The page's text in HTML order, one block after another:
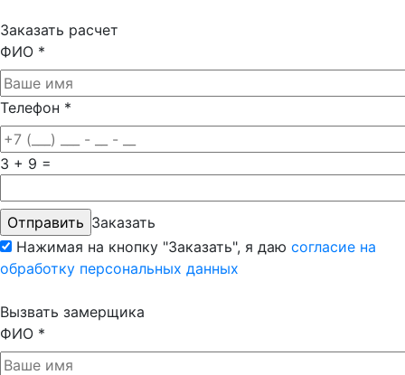
Заказать расчет
ФИО *
Телефон *
3 + 9 =
Заказать
Нажимая на кнопку "Заказать", я даю согласие на
обработку персональных данных
Вызвать замерщика
ФИО *